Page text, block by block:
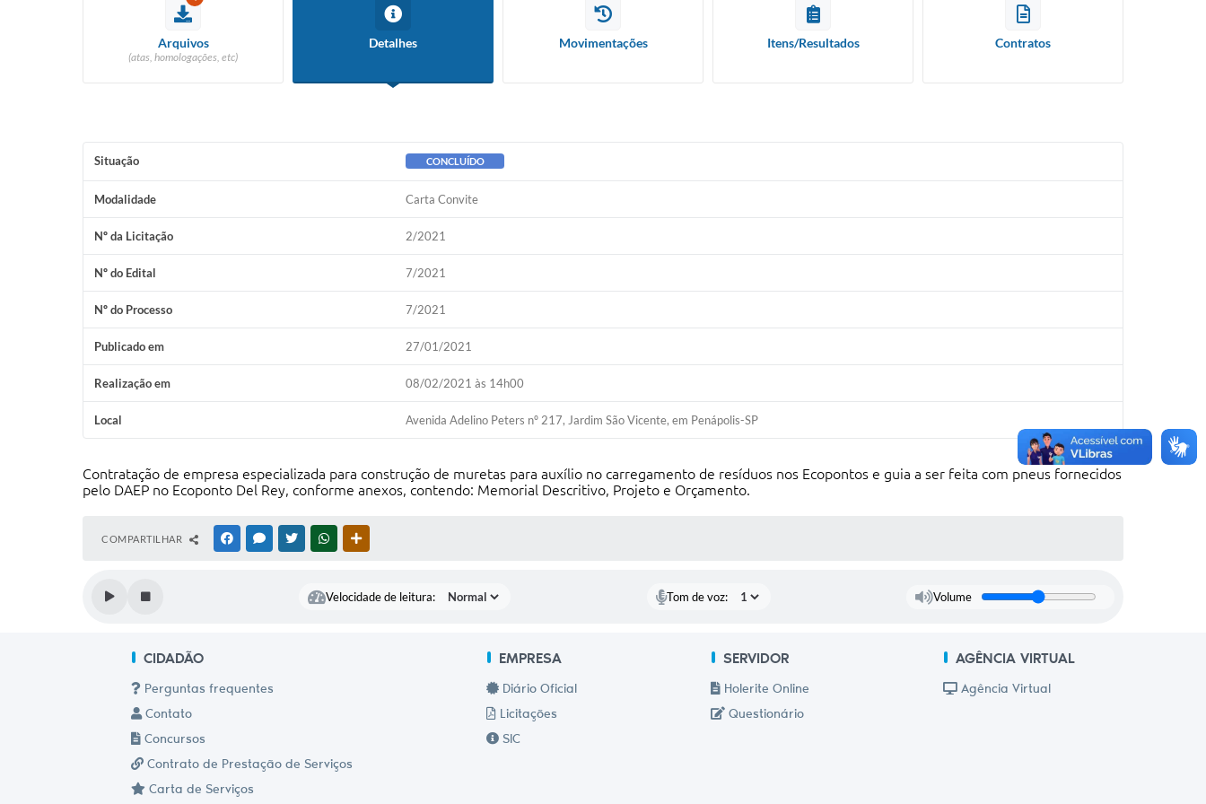
Arquivos
(atas, homologações, etc)
Detalhes Movimentações Itens/Resultados Contratos
Situação CONCLUÍDO
Modalidade Carta Convite
Nº da Licitação 2/2021
Nº do Edital 7/2021
Nº do Processo 7/2021
Publicado em 27/01/2021
Realização em 08/02/2021 às 14h00
Local Avenida Adelino Peters nº 217, Jardim São Vicente, em Penápolis-SP
Contratação de empresa especializada para construção de muretas para auxílio no carregamento de resíduos nos Ecopontos e guia a ser feita com pneus fornecidos
pelo DAEP no Ecoponto Del Rey, conforme anexos, contendo: Memorial Descritivo, Projeto e Orçamento.
COMPARTILHAR FACEBOOKMESSENGER
TWITTERWHATSAPP
Velocidade de leitura: Tom de voz: Volume
CIDADÃO
Perguntas frequentes
Contato
Concursos
Contrato de Prestação de Serviços
Carta de Serviços
EMPRESA
Diário Oficial
Licitações
SIC
SERVIDOR
Holerite Online
Questionário
AGÊNCIA VIRTUAL
Agência Virtual